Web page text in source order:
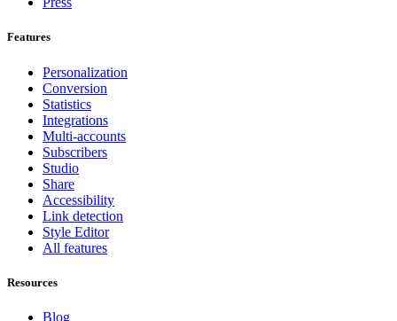
Features
Personalization
Conversion
Statistics
Integrations
Multi-accounts
Subscribers
Studio
Share
Accessibility
Link detection
Style Editor
All features
Resources
Blog